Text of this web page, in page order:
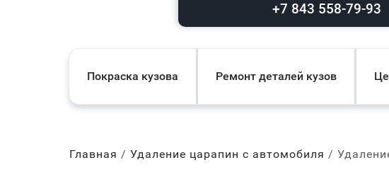
+7 843 558-79-93
Покраска кузова Ремонт деталей кузов
Главная Удаление царапин с автомобиля